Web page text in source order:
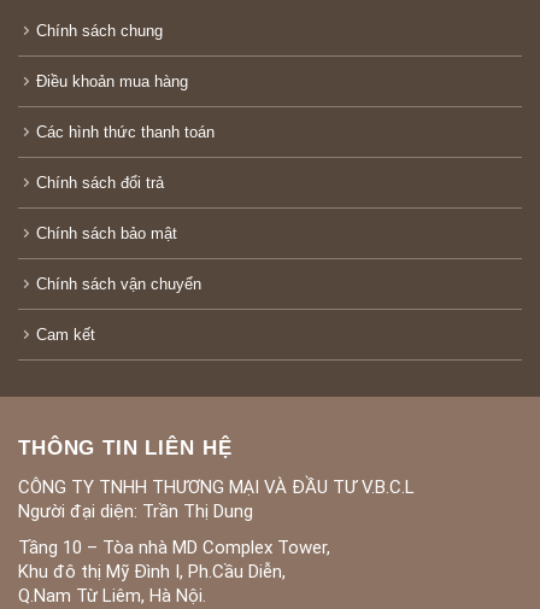
Chính sách chung
Điều khoản mua hàng
Các hình thức thanh toán
Chính sách đổi trả
Chính sách bảo mật
Chính sách vận chuyển
Cam kết
THÔNG TIN LIÊN HỆ
CÔNG TY TNHH THƯƠNG MẠI VÀ ĐẦU TƯ V.B.C.L
Người đại diện: Trần Thị Dung
Tầng 10 – Tòa nhà MD Complex Tower,
Khu đô thị Mỹ Đình I, Ph.Cầu Diễn,
Q.Nam Từ Liêm, Hà Nội.